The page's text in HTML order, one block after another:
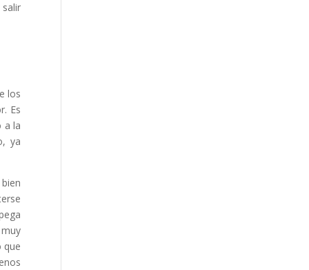
los
Es
a la
ya
que